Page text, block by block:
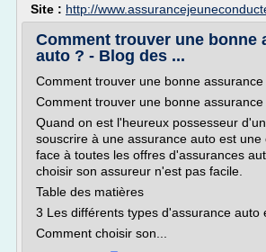
Site : http://
Comment trouver une bonne
auto ? - Blog des ...
Comment trouver une bonne
Comment trouver une bonne
Quand on est l'heureux possesseur
souscrire à une assurance auto est une
face à toutes les offres d'assurances
choisir son assureur n'est pas facile.
Table des matières
3 Les différents types d'assurance auto
Comment choisir son...